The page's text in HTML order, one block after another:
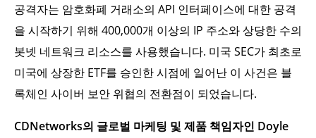
공격자는 암호화폐 거래소의 API 인터페이스에 대한 공격
을 시작하기 위해 400,000개 이상의 IP 주소와 상당한 수의
봇넷 네트워크 리소스를 사용했습니다. 미국 SEC가 최초로
미국에 상장한 ETF를 승인한 시점에 일어난 이 사건은 블
록체인 사이버 보안 위협의 전환점이 되었습니다.
CDNetworks의 글로벌 마케팅 및 제품 책임자인 Doyle